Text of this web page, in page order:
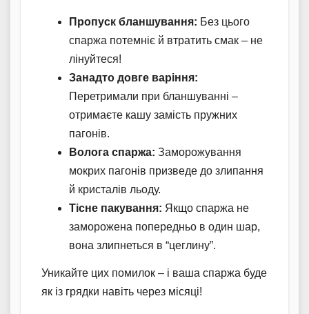
Пропуск бланшування: Без цього
спаржа потемніє й втратить смак – не
лінуйтеся!
Занадто довге варіння:
Перетримали при бланшуванні –
отримаєте кашу замість пружних
пагонів.
Волога спаржа: Заморожування
мокрих пагонів призведе до злипання
й кристалів льоду.
Тісне пакування: Якщо спаржа не
заморожена попередньо в один шар,
вона злипнеться в “цеглину”.
Уникайте цих помилок – і ваша спаржа буде
як із грядки навіть через місяці!